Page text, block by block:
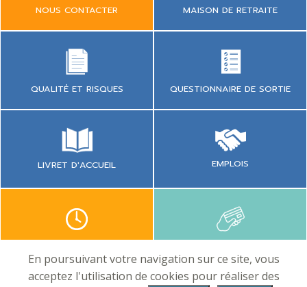
NOUS CONTACTER MAISON DE RETRAITE
QUALITÉ ET RISQUES QUESTIONNAIRE DE SORTIE
LIVRET D'ACCUEIL EMPLOIS
Site hospitalier de Faye
Site hospitalier de Parthenay
Site hospitalier de Thouars
En poursuivant votre navigation sur ce site, vous
acceptez l'utilisation de cookies pour réaliser des